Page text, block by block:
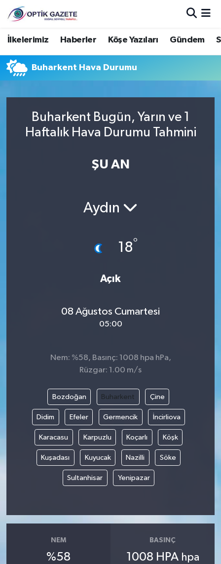
İlkelerimiz Haberler Köşe Yazıları Gündem
Buharkent Hava Durumu
Buharkent Bugün, Yarın ve 1
Haftalık Hava Durumu Tahmini
ŞU AN
Aydın
18°
Açık
08 Ağustos Cumartesi
05:00
Nem: %58, Basınç: 1008 hpa hPa,
Rüzgar: 1.00 m/s
Bozdoğan Buharkent Çine
Didim Efeler Germencik İncirliova
Karacasu Karpuzlu Koçarlı Köşk
Kuşadası Kuyucak Nazilli Söke
Sultanhisar Yenipazar
NEM
%58
BASINÇ
1008 HPA hpa
Nöbetçi Eczaneler
Hava Durumu
Trafik Durumu
Süper Lig Puan Durumu ve Fikstür